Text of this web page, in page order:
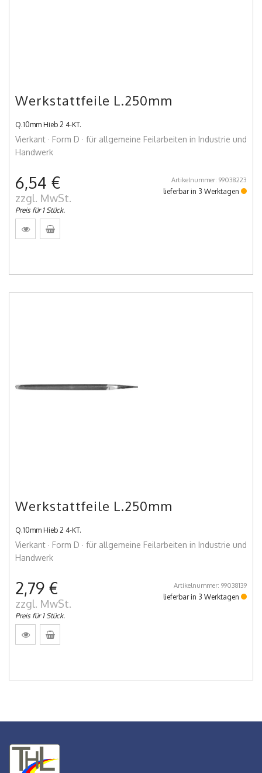
Werkstattfeile L.250mm
Q.10mm Hieb 2 4-KT.
Vierkant · Form D · für allgemeine Feilarbeiten in Industrie und
Handwerk
6,54 €
zzgl. MwSt.
Preis für 1 Stück.
Artikelnummer: 99038223
lieferbar in 3 Werktagen
Werkstattfeile L.250mm
Q.10mm Hieb 2 4-KT.
Vierkant · Form D · für allgemeine Feilarbeiten in Industrie und
Handwerk
2,79 €
zzgl. MwSt.
Preis für 1 Stück.
Artikelnummer: 99038139
lieferbar in 3 Werktagen